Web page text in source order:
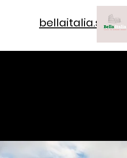
bellaitalia.si